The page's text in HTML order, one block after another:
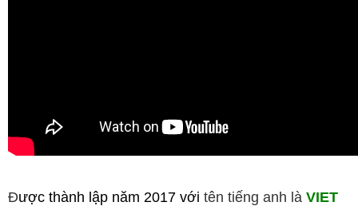
Được thành lập năm 2017 với tên tiếng anh là VIET